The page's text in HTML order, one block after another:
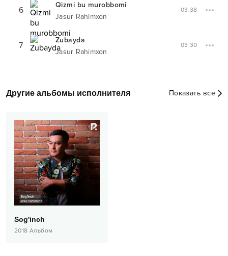
6
Qizmi bu murobbomi
Jasur Rahimxon
03:38
7
Zubayda
Jasur Rahimxon
03:30
Другие альбомы исполнителя Показать все
Sog'inch
2018 Альбом